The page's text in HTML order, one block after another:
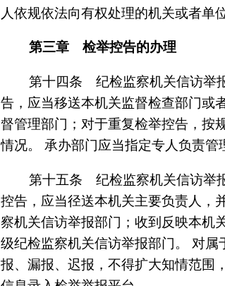
人依规依法向有权处理的机关或者单
第三章 检举控告的办理
第十四条 纪检监察机关信访举
告，应当移送本机关监督检查部门或
督管理部门；对于重复检举控告，按
情况。 承办部门应当指定专人负责管
第十五条 纪检监察机关信访举
控告，应当径送本机关主要负责人，
察机关信访举报部门；收到反映本机
级纪检监察机关信访举报部门。 对
报、漏报、迟报，不得扩大知情范围